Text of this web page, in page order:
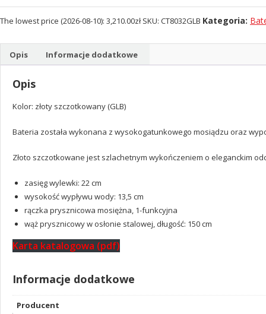
Bateria
wannowa
(CT8032GLB)
The lowest price (2026-08-10): 3,210.00zł SKU: CT8032GLB Kategoria:
Opis Informacje dodatkowe
Opis
Kolor: złoty szczotkowany (GLB)
Bateria została wykonana z wysokogatunkowego mosiądzu oraz
Złoto szczotkowane jest szlachetnym wykończeniem o eleganckim
zasięg wylewki: 22 cm
wysokość wypływu wody: 13,5 cm
rączka prysznicowa mosiężna, 1-funkcyjna
wąż prysznicowy w osłonie stalowej, długość: 150 cm
Karta katalogowa (pdf)
Informacje dodatkowe
Producent